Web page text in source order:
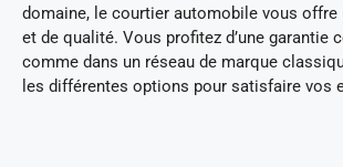
domaine, le courtier automobile vous offre
et de qualité. Vous profitez d’une garantie
comme dans un réseau de marque
les différentes options pour satisfaire vos